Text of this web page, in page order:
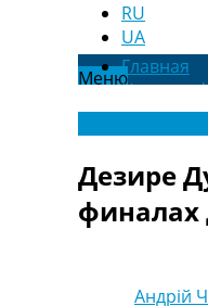
RU
UA
МенюГлавная
Новости
Конкурс
Дезире
финалах
Андрій